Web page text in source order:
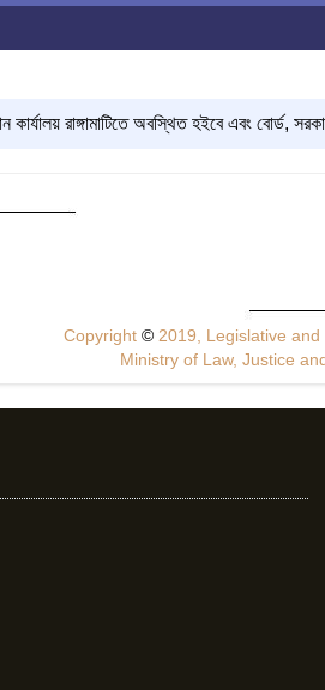
কার্যালয় রাঙ্গামাটিতে অবস্থিত হইবে এবং বোর্ড,
Copyright© 2019, Legislative
Ministry of Law, Justice